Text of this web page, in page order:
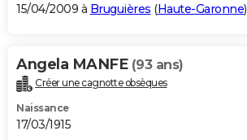
15/04/2009 à Bruguières (Haute-Garonne)
Angela MANFE (93 ans)
Créer une cagnotte obsèques
Naissance
17/03/1915